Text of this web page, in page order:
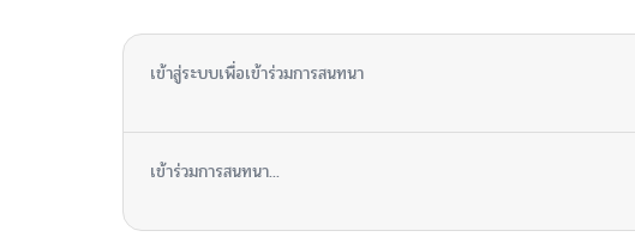
เข้าสู่ระบบเพื่อเข้าร่วมการสนทนา
เข้าร่วมการสนทนา...